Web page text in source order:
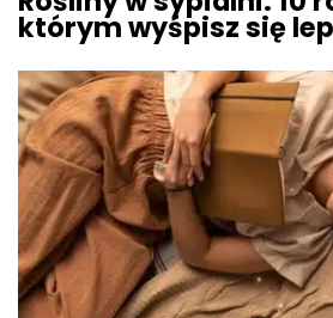
którym wyśpisz się